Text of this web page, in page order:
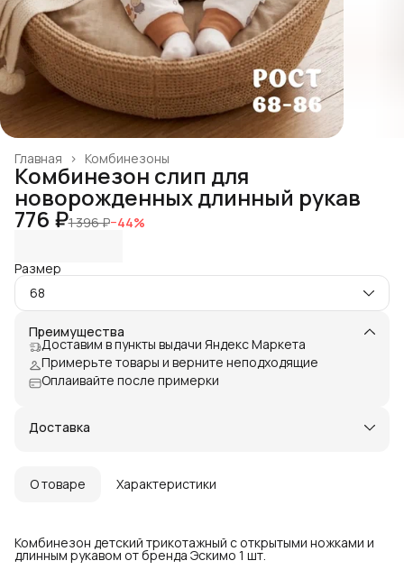
Комбинезоны
Главная ›
Комбинезон слип для
новорожденных длинный рукав
776 ₽1 396 ₽−44%
Размер
68
Преимущества
Доставим в пункты выдачи Яндекс Маркета
Примерьте товары и верните неподходящие
Оплаивайте после примерки
Доставка
О товаре Характеристики
Комбинезон детский трикотажный с открытыми ножками и
длинным рукавом от бренда Эскимо 1 шт.